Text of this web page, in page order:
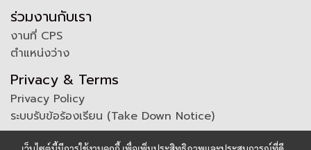
ร่วมงานกับเรา
งานที่ CPS
ตำแหน่งว่าง
Privacy & Terms
Privacy Policy
ระบบรับข้อร้องเรียน (Take Down Notice)